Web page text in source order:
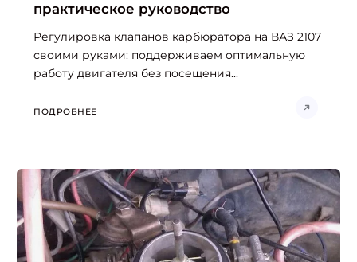
практическое руководство
Регулировка клапанов карбюратора на ВАЗ 2107
своими руками: поддерживаем оптимальную
работу двигателя без посещения...
ПОДРОБНЕЕ